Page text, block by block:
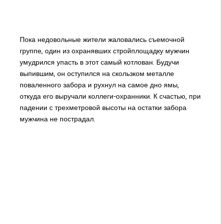
Пока недовольные жители жаловались съемочной
группе, один из охранявших стройплощадку мужчин
умудрился упасть в этот самый котлован. Будучи
выпившим, он оступился на скользком металле
поваленного забора и рухнул на самое дно ямы,
откуда его выручали коллеги-охранники. К счастью, при
падении с трехметровой высоты на остатки забора
мужчина не пострадал.